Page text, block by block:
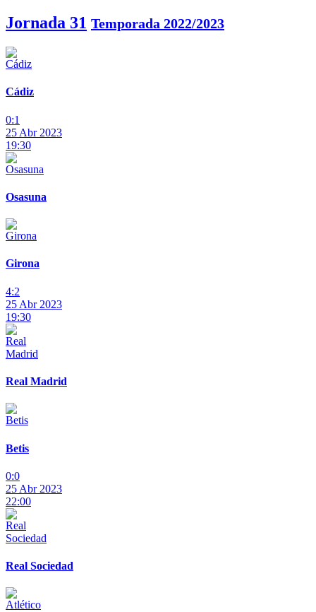
Jornada 31 Temporada 2022/2023
Cádiz
0:1
25 Abr 2023
19:30
Osasuna
Girona
4:2
25 Abr 2023
19:30
Real Madrid
Betis
0:0
25 Abr 2023
22:00
Real Sociedad